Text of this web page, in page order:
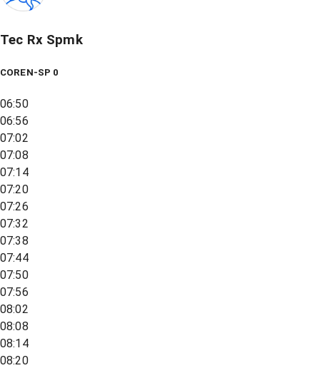
Tec Rx Spmk
COREN-SP 0
06:50
06:56
07:02
07:08
07:14
07:20
07:26
07:32
07:38
07:44
07:50
07:56
08:02
08:08
08:14
08:20